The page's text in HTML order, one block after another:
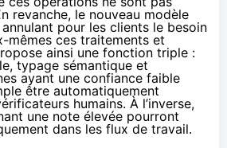
revanche, le nouveau modèle
pour les clients le besoin
mêmes ces traitements et
ainsi une fonction triple :
typage sémantique et
ayant une confiance faible
être automatiquement
humains. À l’inverse,
une note élevée pourront
dans les flux de travail.